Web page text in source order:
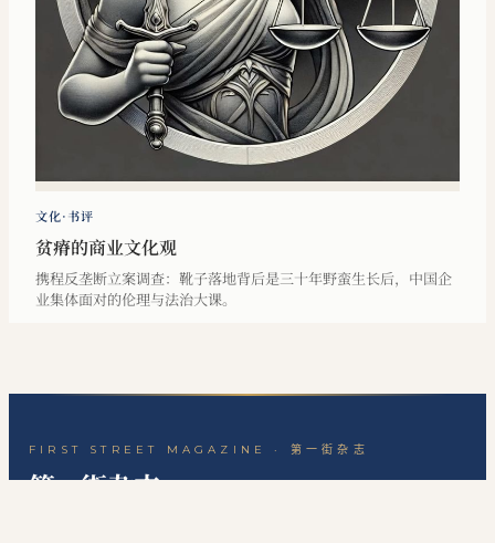
文化·书评
贫瘠的商业文化观
携程反垄断立案调查：靴子落地背后是三十年野蛮生长后，中国企
业集体面对的伦理与法治大课。
FIRST STREET MAGAZINE · 第一街杂志
第一街杂志